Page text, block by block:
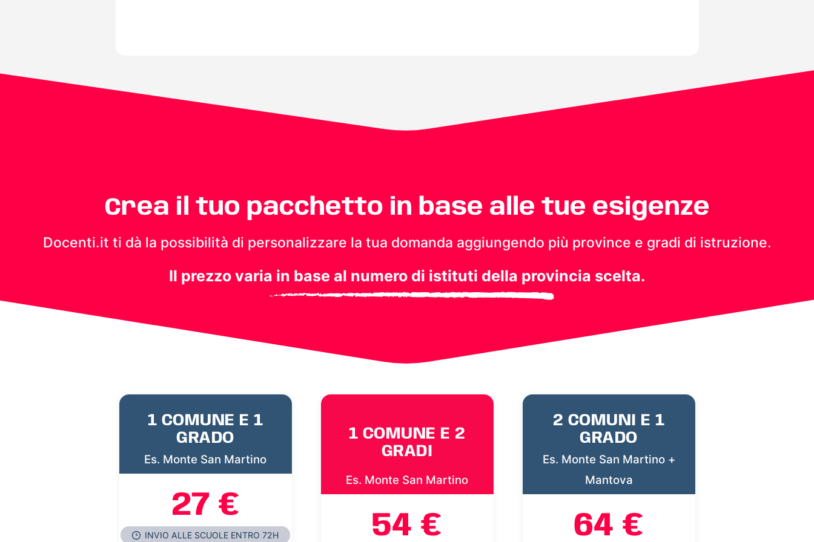
Crea il tuo pacchetto in base alle tue esigenze
Docenti.it ti dà la possibilità di personalizzare la tua domanda aggiungendo più province e gradi di istruzione.
Il prezzo varia in base al numero di istituti della provincia scelta.
1 COMUNE E 1
GRADO
Es. Monte San Martino
27 €
INVIO ALLE SCUOLE ENTRO 72H
1 COMUNE E 2
GRADI
Es. Monte San Martino
54 €
2 COMUNI E 1
GRADO
Es. Monte San Martino +
Mantova
64 €